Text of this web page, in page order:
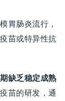
胃肠炎流行，
苗或特异性抗
缺乏稳定成熟
苗的研发，通